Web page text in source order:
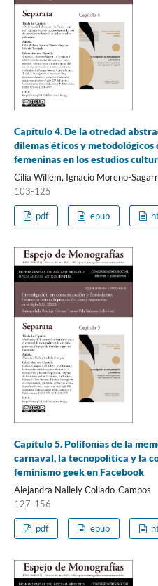
Capítulo 4. De la otredad
dilemas éticos y metodológicos
femeninas en los estudios
Cilia Willem, Ignacio Moreno-
103-125
pdf epub
Capítulo 5. Polifonías de la
carnaval, la tecnopolítica y la
feminismo geek en Facebook
Alejandra Nallely Collado-Campos
127-156
pdf epub